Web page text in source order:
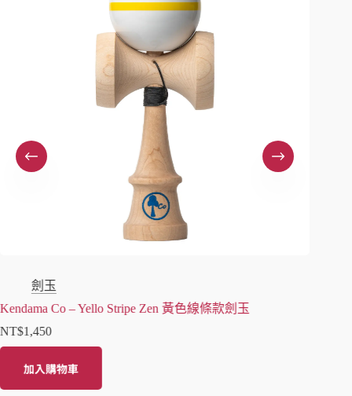
劍玉
Kendama Co – Yello Stripe Zen 黃色線條款劍玉
NT$1,450
加入購物車